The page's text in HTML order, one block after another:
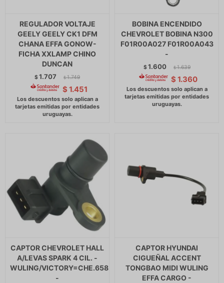
REGULADOR VOLTAJE
GEELY GEELY CK1 DFM
CHANA EFFA GONOW-
FICHA XXLAMP CHINO
DUNCAN
$1.707 $ 1.749
$ 1.451
BOBINA ENCENDIDO
CHEVROLET BOBINA N300
F01R00A027 F01R00A043
-
$1.600 $ 1.639
$ 1.360
CAPTOR CHEVROLET HALL
A/LEVAS SPARK 4 CIL. -
WULING/VICTORY=CHE.658
-
CAPTOR HYUNDAI
CIGUEÑAL ACCENT
TONGBAO MIDI WULING
EFFA CARGO -